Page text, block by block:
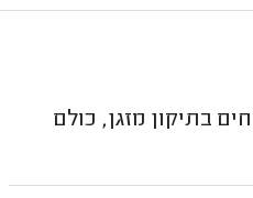
בתיקון מזגן, כולם